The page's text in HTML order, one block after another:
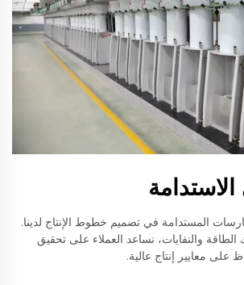
الاستدامة
المستدامة في تصميم خطوط الإنتاج لدينا.
والنفايات، نساعد العملاء على تحقيق
على معايير إنتاج عالية.